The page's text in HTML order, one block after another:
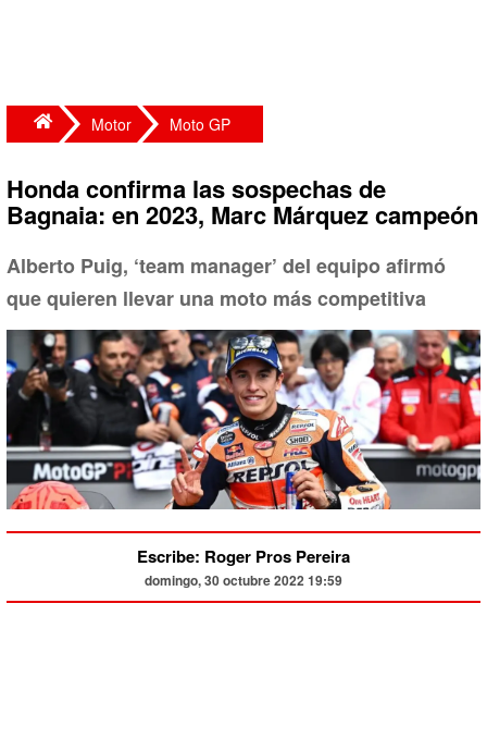
Motor Moto GP
Honda confirma las sospechas de
Bagnaia: en 2023, Marc Márquez campeón
Alberto Puig, ‘team manager’ del equipo afirmó
que quieren llevar una moto más competitiva
Escribe: Roger Pros Pereira
domingo, 30 octubre 2022 19:59